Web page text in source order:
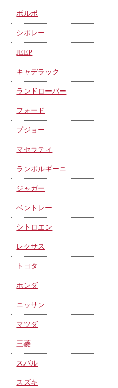
ボルボ
シボレー
JEEP
キャデラック
ランドローバー
フォード
プジョー
マセラティ
ランボルギーニ
ジャガー
ベントレー
シトロエン
レクサス
トヨタ
ホンダ
ニッサン
マツダ
三菱
スバル
スズキ